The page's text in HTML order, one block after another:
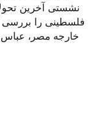
نشستی آخرین
فلسطینی را بررسی
خارجه مصر،